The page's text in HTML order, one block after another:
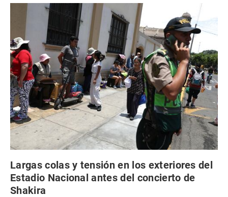
Largas colas y tensión en los exteriores del
Estadio Nacional antes del concierto de
Shakira